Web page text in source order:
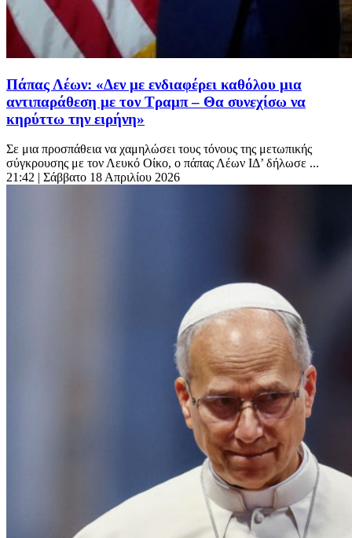
Πάπας Λέων: «Δεν με ενδιαφέρει καθόλου μια
αντιπαράθεση με τον Τραμπ – Θα συνεχίσω να
κηρύττω την ειρήνη»
Σε μια προσπάθεια να χαμηλώσει τους τόνους της μετωπικής
σύγκρουσης με τον Λευκό Οίκο, ο πάπας Λέων ΙΔ’ δήλωσε ...
21:42 | Σάββατο 18 Απριλίου 2026